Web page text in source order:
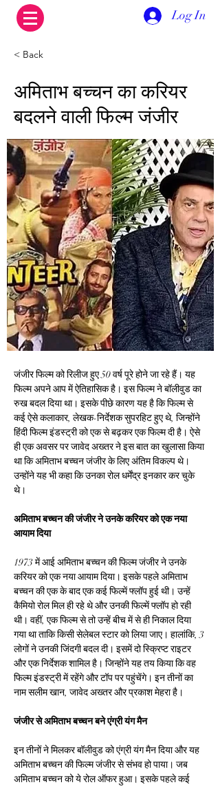
Log In
< Back
अमिताभ बच्चन का करियर
बदलने वाली फिल्म जंजीर
जंजीर फिल्म को रिलीज हुए 50 वर्ष पूरे होने जा रहे हैं। यह
फिल्म अपने आप में ऐतिहासिक है। इस फिल्म ने बॉलीवुड का
रुख बदल दिया था। इसके पीछे कारण यह है कि फिल्म से
कई ऐसे कलाकार, लेखक-निर्देशक सुपरहिट हुए थे, जिन्होंने
हिंदी फिल्म इंडस्ट्री को एक से बढ़कर एक फिल्म दी है। ऐसे
ही एक अवसर पर जावेद अख्तर ने इस बात का खुलासा किया
था कि अमिताभ बच्चन जंजीर के लिए अंतिम विकल्प थे।
उन्होंने यह भी कहा कि उनका रोल धर्मेंद्र इनकार कर चुके
थे।
अमिताभ बच्चन की जंजीर ने उनके करियर को एक नया
आयाम दिया
1973 में आई अमिताभ बच्चन की फिल्म जंजीर ने उनके
करियर को एक नया आयाम दिया। इसके पहले अमिताभ
बच्चन की एक के बाद एक कई फिल्में फ्लॉप हुई थी। उन्हें
कैमियो रोल मिल ही रहे थे और उनकी फिल्में फ्लॉप हो रही
थी। वहीं, एक फिल्म से तो उन्हें बीच में से ही निकाल दिया
गया था ताकि किसी सेलेबल स्टार को लिया जाए। हालांकि, 3
लोगों ने उनकी जिंदगी बदल दी। इसमें दो स्क्रिप्ट राइटर
और एक निर्देशक शामिल है। जिन्होंने यह तय किया कि वह
फिल्म इंडस्ट्री में रहेंगे और टॉप पर पहुंचेंगे। इन तीनों का
नाम सलीम खान, जावेद अख्तर और प्रकाश मेहरा है।
जंजीर से अमिताभ बच्चन बने एंग्री यंग मैन
इन तीनों ने मिलकर बॉलीवुड को एंग्री यंग मैन दिया और यह
अमिताभ बच्चन की फिल्म जंजीर से संभव हो पाया। जब
अमिताभ बच्चन को ये रोल ऑफर हुआ। इसके पहले कई